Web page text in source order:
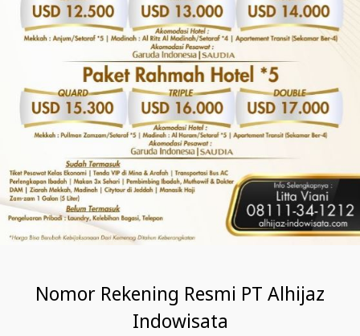
Nomor Rekening Resmi PT Alhijaz
Indowisata